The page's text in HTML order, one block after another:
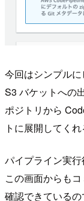
今回はシンプル
S3 バケットへの
ポジトリから
トに展開してくれ
パイプライン実行
この画面からも
確認できているの